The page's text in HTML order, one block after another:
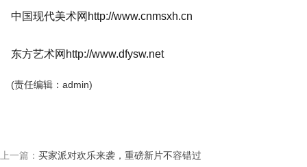
中国现代美术网http://www.cnmsxh.cn
东方艺术网http://www.dfysw.net
(责任编辑：admin)
上一篇： 买家派对欢乐来袭，重磅新片不容错过